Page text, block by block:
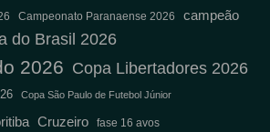
Campeonato Paranaense 2026 campeão
do Brasil 2026
2026 Copa Libertadores 2026
Copa São Paulo de Futebol Júnior
Cruzeiro fase 16 avos